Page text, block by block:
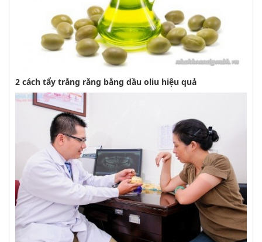
2 cách tẩy trắng răng bằng dầu oliu hiệu quả